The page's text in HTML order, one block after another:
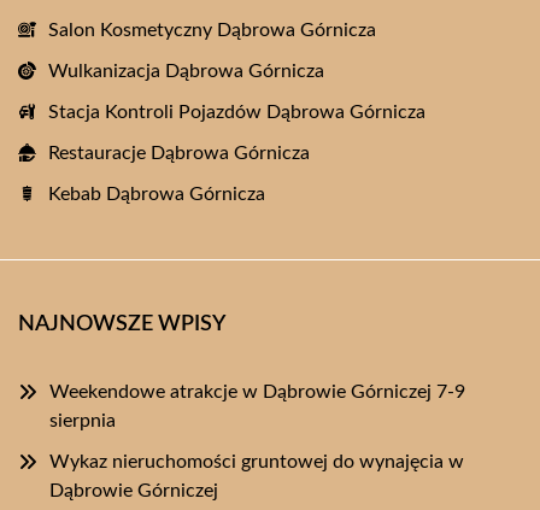
Salon Kosmetyczny Dąbrowa Górnicza
Wulkanizacja Dąbrowa Górnicza
Stacja Kontroli Pojazdów Dąbrowa Górnicza
Restauracje Dąbrowa Górnicza
Kebab Dąbrowa Górnicza
NAJNOWSZE WPISY
Weekendowe atrakcje w Dąbrowie Górniczej 7-9
sierpnia
Wykaz nieruchomości gruntowej do wynajęcia w
Dąbrowie Górniczej